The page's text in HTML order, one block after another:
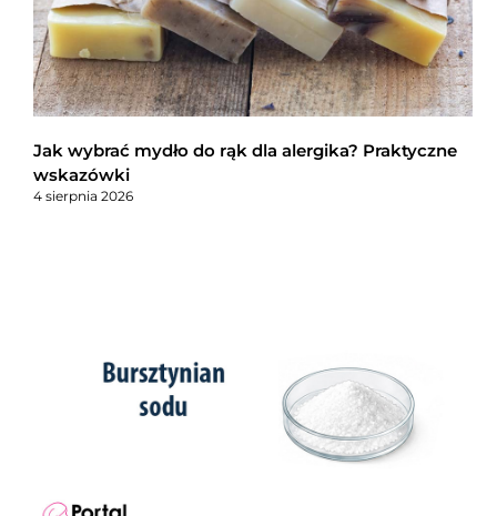
Jak wybrać mydło do rąk dla alergika? Praktyczne
wskazówki
4 sierpnia 2026